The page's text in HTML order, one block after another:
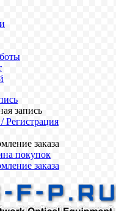
запись
Регистрация
заказа
покупок
заказа